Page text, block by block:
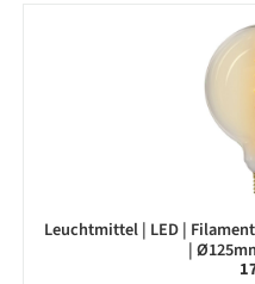
Leuchtmittel | LED |
|